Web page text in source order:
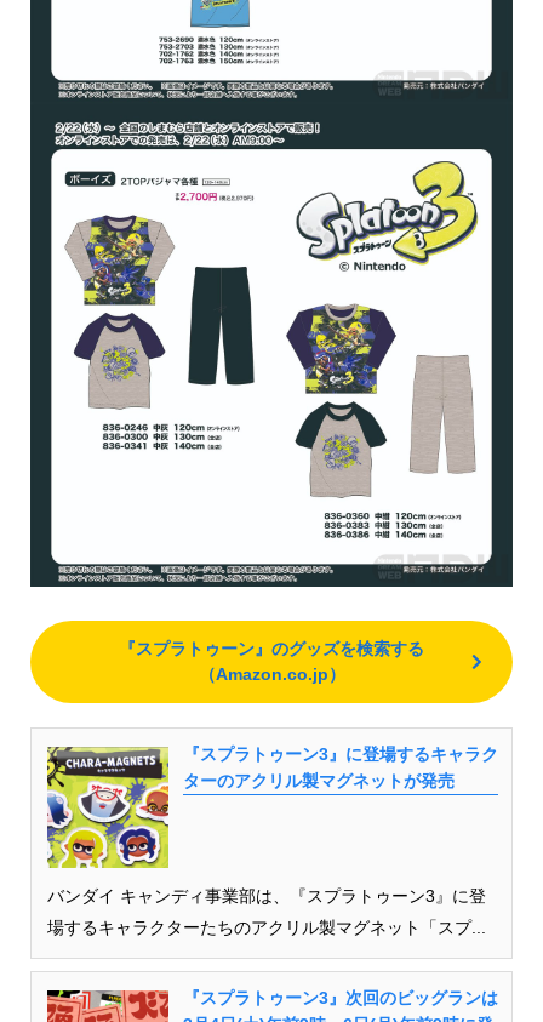
『スプラトゥーン』のグッズを検索する
（Amazon.co.jp）
『スプラトゥーン3』に登場するキャラク
ターのアクリル製マグネットが発売
バンダイ キャンディ事業部は、『スプラトゥーン3』に登
場するキャラクターたちのアクリル製マグネット「スプ...
『スプラトゥーン3』次回のビッグランは